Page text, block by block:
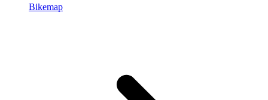
Bikemap